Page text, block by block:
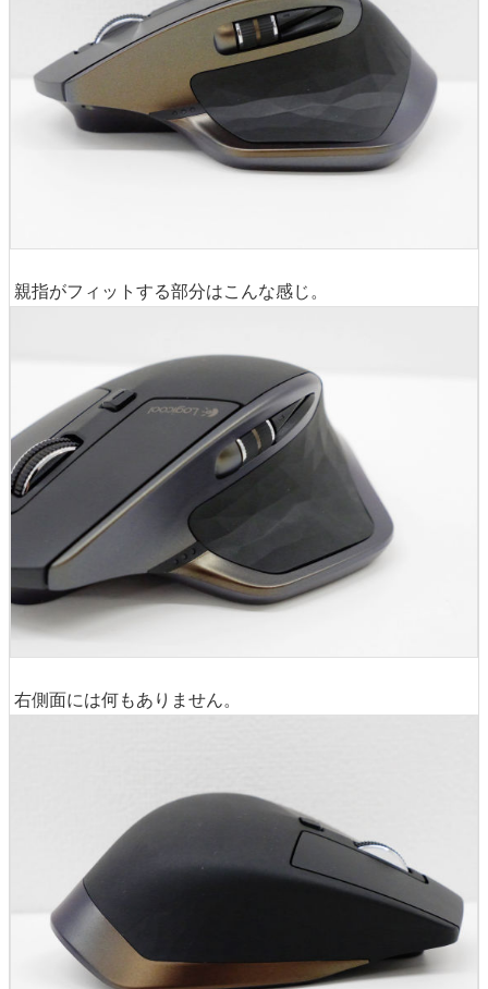
親指がフィットする部分はこんな感じ。
右側面には何もありません。